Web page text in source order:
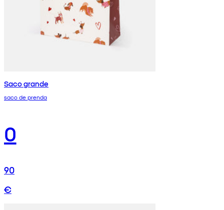
Saco grande
saco de prenda
0
90
€